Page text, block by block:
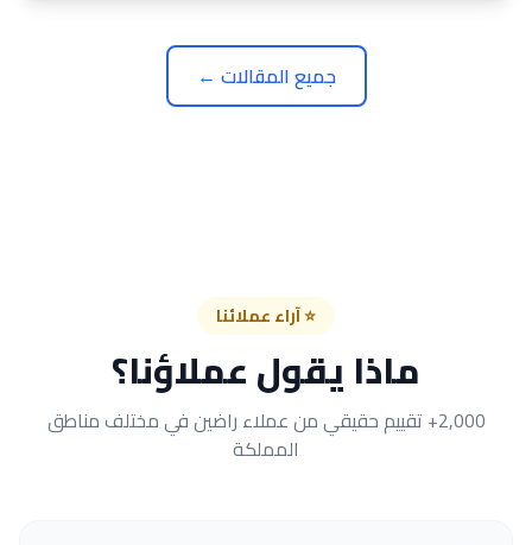
جميع المقالات ←
⭐ آراء عملائنا
ماذا يقول عملاؤنا؟
2,000+ تقييم حقيقي من عملاء راضين في مختلف مناطق
المملكة